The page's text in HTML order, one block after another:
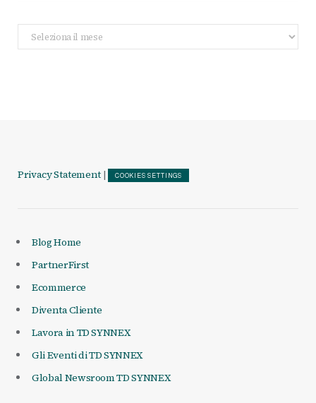
Archivio
Articoli
Privacy Statement | COOKIES SETTINGS
Blog Home
PartnerFirst
Ecommerce
Diventa Cliente
Lavora in TD SYNNEX
Gli Eventi di TD SYNNEX
Global Newsroom TD SYNNEX